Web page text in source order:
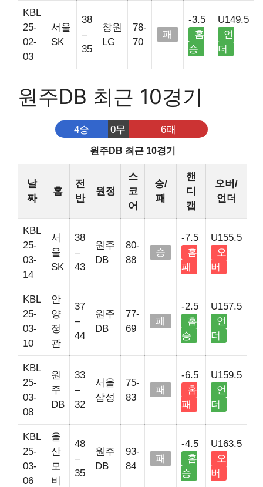
KBL
25-
02-
03
서울
SK
38
–
35
창원
LG
78-
70
패
-3.5
홈
승
U149.5
언
더
원주DB 최근 10경기
4승 0무 6패
원주DB 최근 10경기
날
짜
홈
전
반
원정
스
코
어
승/
패
핸
디
캡
오버/
언더
KBL
25-
03-
14
서
울
SK
38
–
43
원주
DB
80-
88
승
-7.5
홈
패
U155.5
오
버
KBL
25-
03-
10
안
양
정
관
37
–
44
원주
DB
77-
69
패
-2.5
홈
승
U157.5
언
더
KBL
25-
03-
08
원
주
DB
33
–
32
서울
삼성
75-
83
패
-6.5
홈
패
U159.5
언
더
KBL
25-
03-
06
울
산
모
비
48
–
35
원주
DB
93-
84
패
-4.5
홈
승
U163.5
오
버